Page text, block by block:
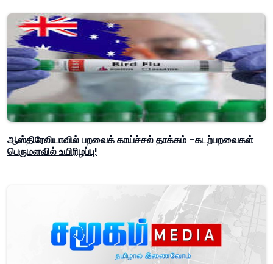
ஆஸ்திரேலியாவில் பறவைக் காய்ச்சல் தாக்கம் –கடற்பறவைகள்
பெருமளவில் உயிரிழப்பு!